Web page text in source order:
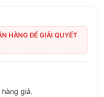
HÀNG ĐỂ GIẢI QUYẾT
hàng giả.